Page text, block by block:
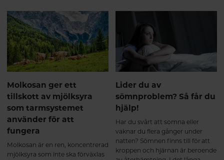
Molkosan ger ett
tillskott av mjölksyra
som tarmsystemet
använder för att
fungera
Molkosan är en ren, koncentrerad
mjölksyra som inte ska förväxlas
Lider du av
sömnproblem? Så får du
hjälp!
Har du svårt att somna eller
vaknar du flera gånger under
natten? Sömnen finns till för att
kroppen och hjärnan är beroende